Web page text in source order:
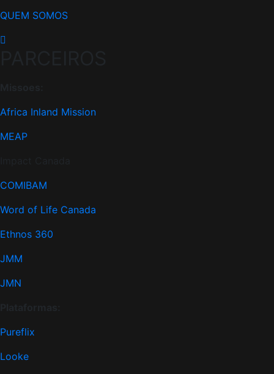
QUEM SOMOS
Africa Inland Mission
MEAP
COMIBAM
Word of Life Canada
Ethnos 360
JMM
JMN
Pureflix
Looke